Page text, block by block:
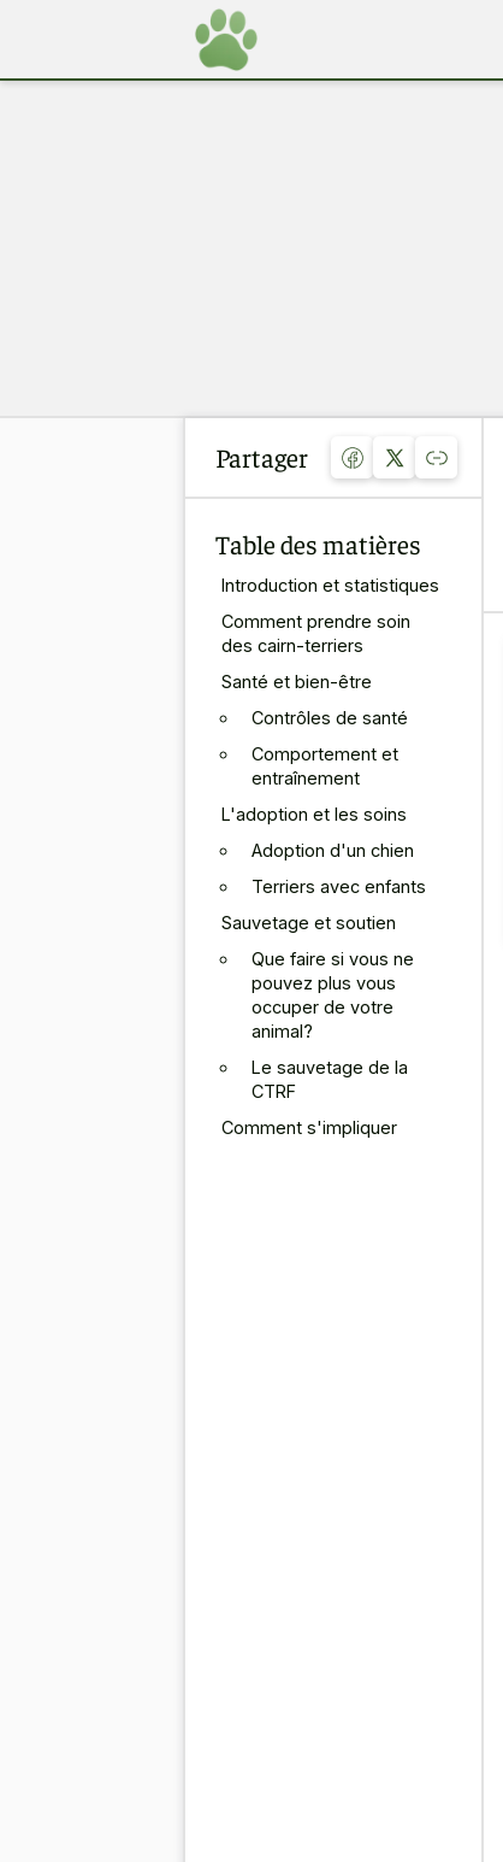
Partager
Table des matières
Introduction et statistiques
Comment prendre soin
des cairn-terriers
Santé et bien-être
Contrôles de santé
Comportement et
entraînement
L'adoption et les soins
Adoption d'un chien
Terriers avec enfants
Sauvetage et soutien
Que faire si vous ne
pouvez plus vous
occuper de votre
animal?
Le sauvetage de la
CTRF
Comment s'impliquer